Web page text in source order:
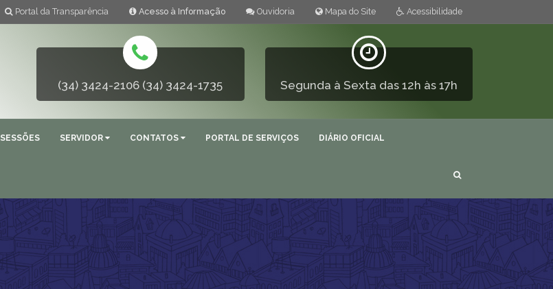
Acessibilidade
Mapa do Site
Ouvidoria
Acesso à Informação
Portal da Transparência
(34) 3424-2106 (34) 3424-1735 Segunda à Sexta das 12h às 17h
SESSÕES SERVIDOR CONTATOS PORTAL DE SERVIÇOS DIÁRIO OFICIAL